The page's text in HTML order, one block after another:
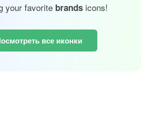
your favorite brandsicons!
все иконки